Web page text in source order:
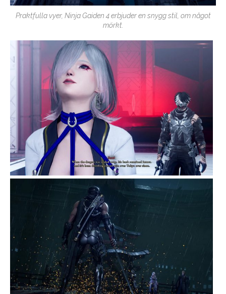
Praktfulla vyer, Ninja Gaiden 4 erbjuder en snygg stil, om något
mörkt.